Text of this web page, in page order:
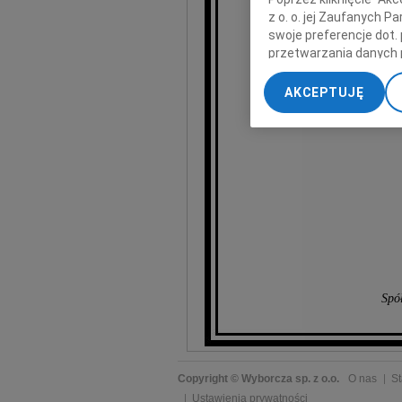
Copyright © Wyborcza sp. z o.o. O nas
Ustawienia prywatności
z o. o. jej Zaufanych
swoje preferencje dot.
przetwarzania danych
„Ustawienia
My, nasi Zaufani
dokładnych danych
Przechowywanie
treści, badnie
AKCEPTUJĘ